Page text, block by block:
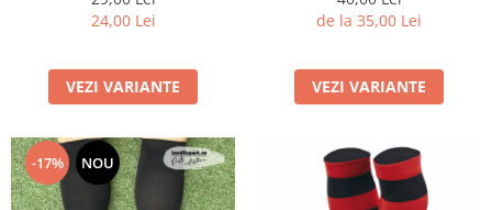
24,00 Lei
VEZI VARIANTE
de la 35,00 Lei
VEZI VARIANTE
-17% NOU